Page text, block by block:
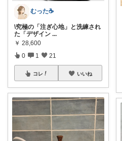
むった☕️
\究極の「注ぎ心地」と洗練され
た「デザイン ...
￥ 28,600
0 1 21
コレ いいね